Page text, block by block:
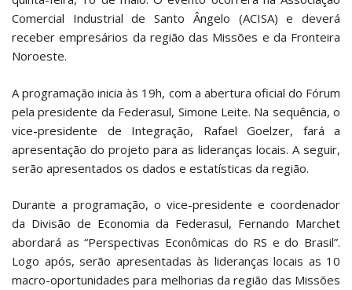
Comercial Industrial de Santo Ângelo (ACISA) e deverá
receber empresários da região das Missões e da Fronteira
Noroeste.
A programação inicia às 19h, com a abertura oficial do Fórum
pela presidente da Federasul, Simone Leite. Na sequência, o
vice-presidente de Integração, Rafael Goelzer, fará a
apresentação do projeto para as lideranças locais. A seguir,
serão apresentados os dados e estatísticas da região.
Durante a programação, o vice-presidente e coordenador
da Divisão de Economia da Federasul, Fernando Marchet
abordará as “Perspectivas Econômicas do RS e do Brasil”.
Logo após, serão apresentadas às lideranças locais as 10
macro-oportunidades para melhorias da região das Missões